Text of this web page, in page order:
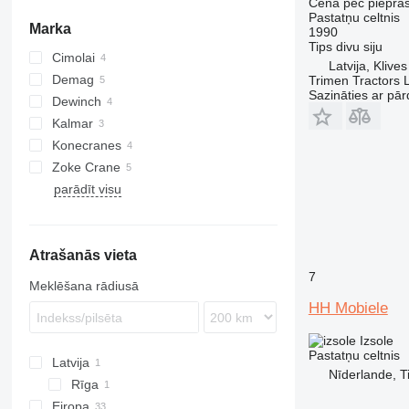
Marka
Cimolai
Demag
Dewinch
10
Kalmar
Konecranes
Zoke Crane
parādīt visu
Atrašanās vieta
Meklēšana rādiusā
Latvija
Rīga
Pastatņu celtnis
1990
Tips divu siju
Latvija, Klives
Trimen Tractors
Sazināties ar
7
HH Mobiele
Izsole
Pastatņu celtnis
Nīderlande,